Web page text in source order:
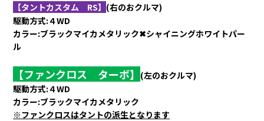
【タントカスタム RS】 (右のおクルマ)
駆動方式:４WD
カラー:ブラックマイカメタリック✖シャイニングホワイトパー
ル
【ファンクロス ターボ】
(左のおクルマ)
駆動方式:４WD
カラー:ブラックマイカメタリック
※ファンクロスはタントの派生となります